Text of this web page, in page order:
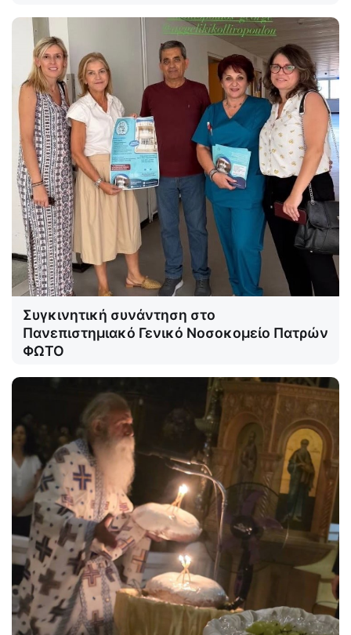
Συγκινητική συνάντηση στο
Πανεπιστημιακό Γενικό Νοσοκομείο Πατρών
ΦΩΤΟ